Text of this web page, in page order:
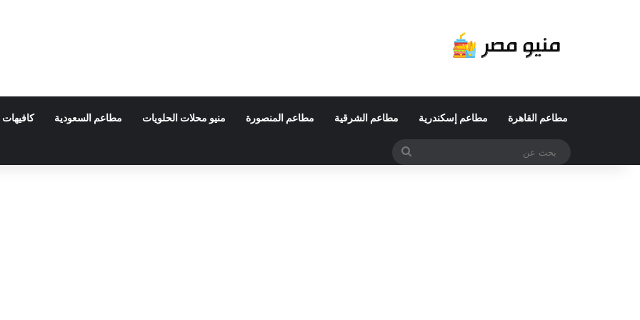
مطاعم القاهرة مطاعم إسكندرية مطاعم الشرقية مطاعم المنصورة منيو محلات الحلويات مطاعم السعودية